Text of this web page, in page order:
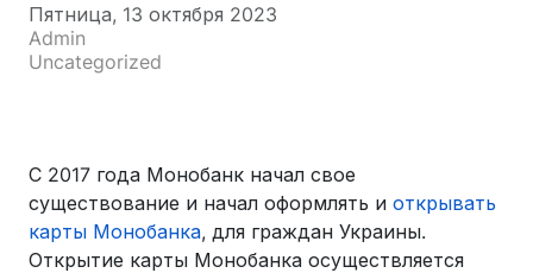
Пятница, 13 октября 2023
Admin
Uncategorized
С 2017 года Монобанк начал свое
существование и начал оформлять и открывать
карты Монобанка, для граждан Украины.
Открытие карты Монобанка осуществляется